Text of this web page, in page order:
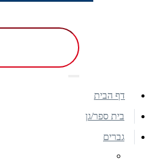
דף הבית
בית ספר/גן
גברים